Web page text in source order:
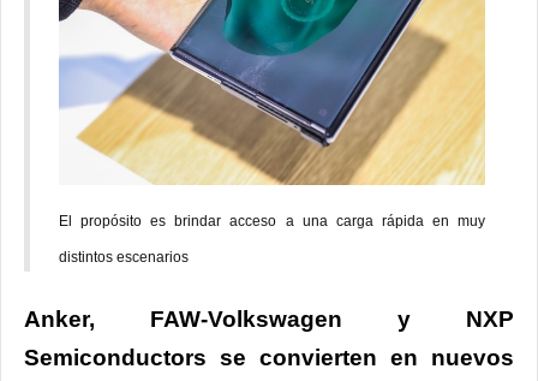
El propósito es brindar acceso a una carga rápida en muy
distintos escenarios
Anker, FAW-Volkswagen y NXP
Semiconductors se convierten en nuevos